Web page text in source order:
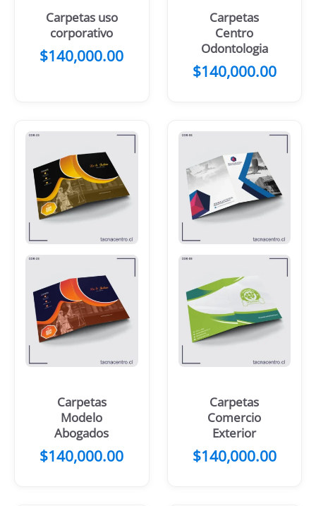
Carpetas uso
corporativo
$140,000.00
Carpetas
Centro
Odontologia
$140,000.00
Carpetas
Modelo
Abogados
$140,000.00
Carpetas
Comercio
Exterior
$140,000.00